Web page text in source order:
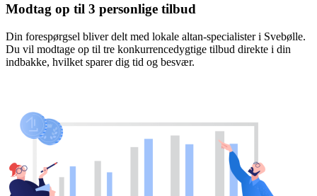
Modtag op til 3 personlige tilbud
Din forespørgsel bliver delt med lokale altan-specialister i Svebølle.
Du vil modtage op til tre konkurrencedygtige tilbud direkte i din
indbakke, hvilket sparer dig tid og besvær.